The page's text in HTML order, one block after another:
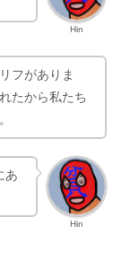
Hin
フがありま
たから私たち
Hin
あ